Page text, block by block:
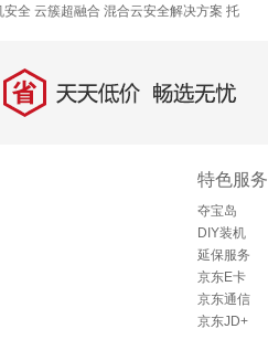
安全 云簇超融合 混合云安全解决方案 托
省 天天低价，畅选无忧
特色服务
夺宝岛
DIY装机
延保服务
京东E卡
京东通信
京东JD+